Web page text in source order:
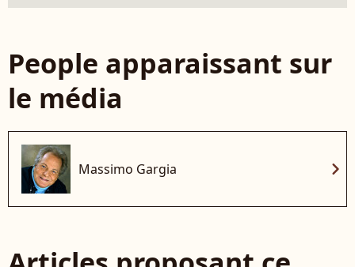
People apparaissant sur
le média
Massimo Gargia chevron_right